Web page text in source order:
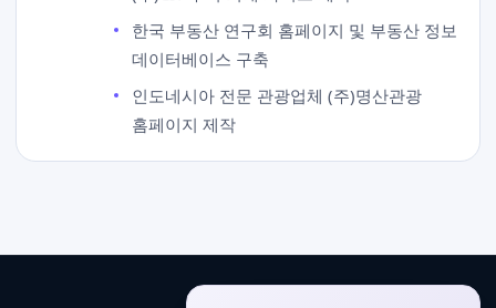
한국 부동산 연구회 홈페이지 및 부동산 정보
데이터베이스 구축
인도네시아 전문 관광업체 (주)명산관광
홈페이지 제작